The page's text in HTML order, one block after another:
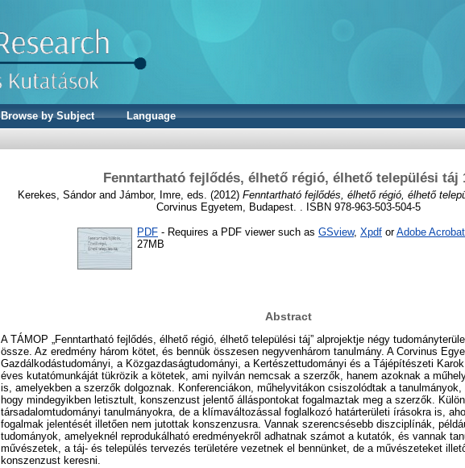
Browse by Subject
Language
Fenntartható fejlődés, élhető régió, élhető települési táj
Kerekes, Sándorand Jámbor, Imre, eds. (2012) Fenntartható fejlődés, élhető régió, élhető
Corvinus Egyetem, Budapest. . ISBN 978-963-503-504-5
PDF - Requires a PDF viewer such as GSview, Xpdf orAdobe
27MB
Abstract
A TÁMOP „Fenntartható fejlődés, élhető régió, élhető települési táj” alprojektje négy
össze. Az eredmény három kötet, és bennük összesen negyvenhárom tanulmány. A Corvinus
Gazdálkodástudományi, a Közgazdaságtudományi, a Kertészettudományi és a Tájépítészeti
éves kutatómunkáját tükrözik a kötetek, ami nyilván nemcsak a szerzők, hanem azoknak a
is, amelyekben a szerzők dolgoznak. Konferenciákon, műhelyvitákon csiszolódtak a
hogy mindegyikben letisztult, konszenzust jelentő álláspontokat fogalmaztak meg a szerzők.
társadalomtudományi tanulmányokra, de a klímaváltozással foglalkozó határterületi írásokra is,
fogalmak jelentését illetően nem jutottak konszenzusra. Vannak szerencsésebb diszciplínák,
tudományok, amelyeknél reprodukálható eredményekről adhatnak számot a kutatók, és vannak
művészetek, a táj- és település tervezés területére vezetnek el bennünket, de a művészeteket
konszenzust keresni.